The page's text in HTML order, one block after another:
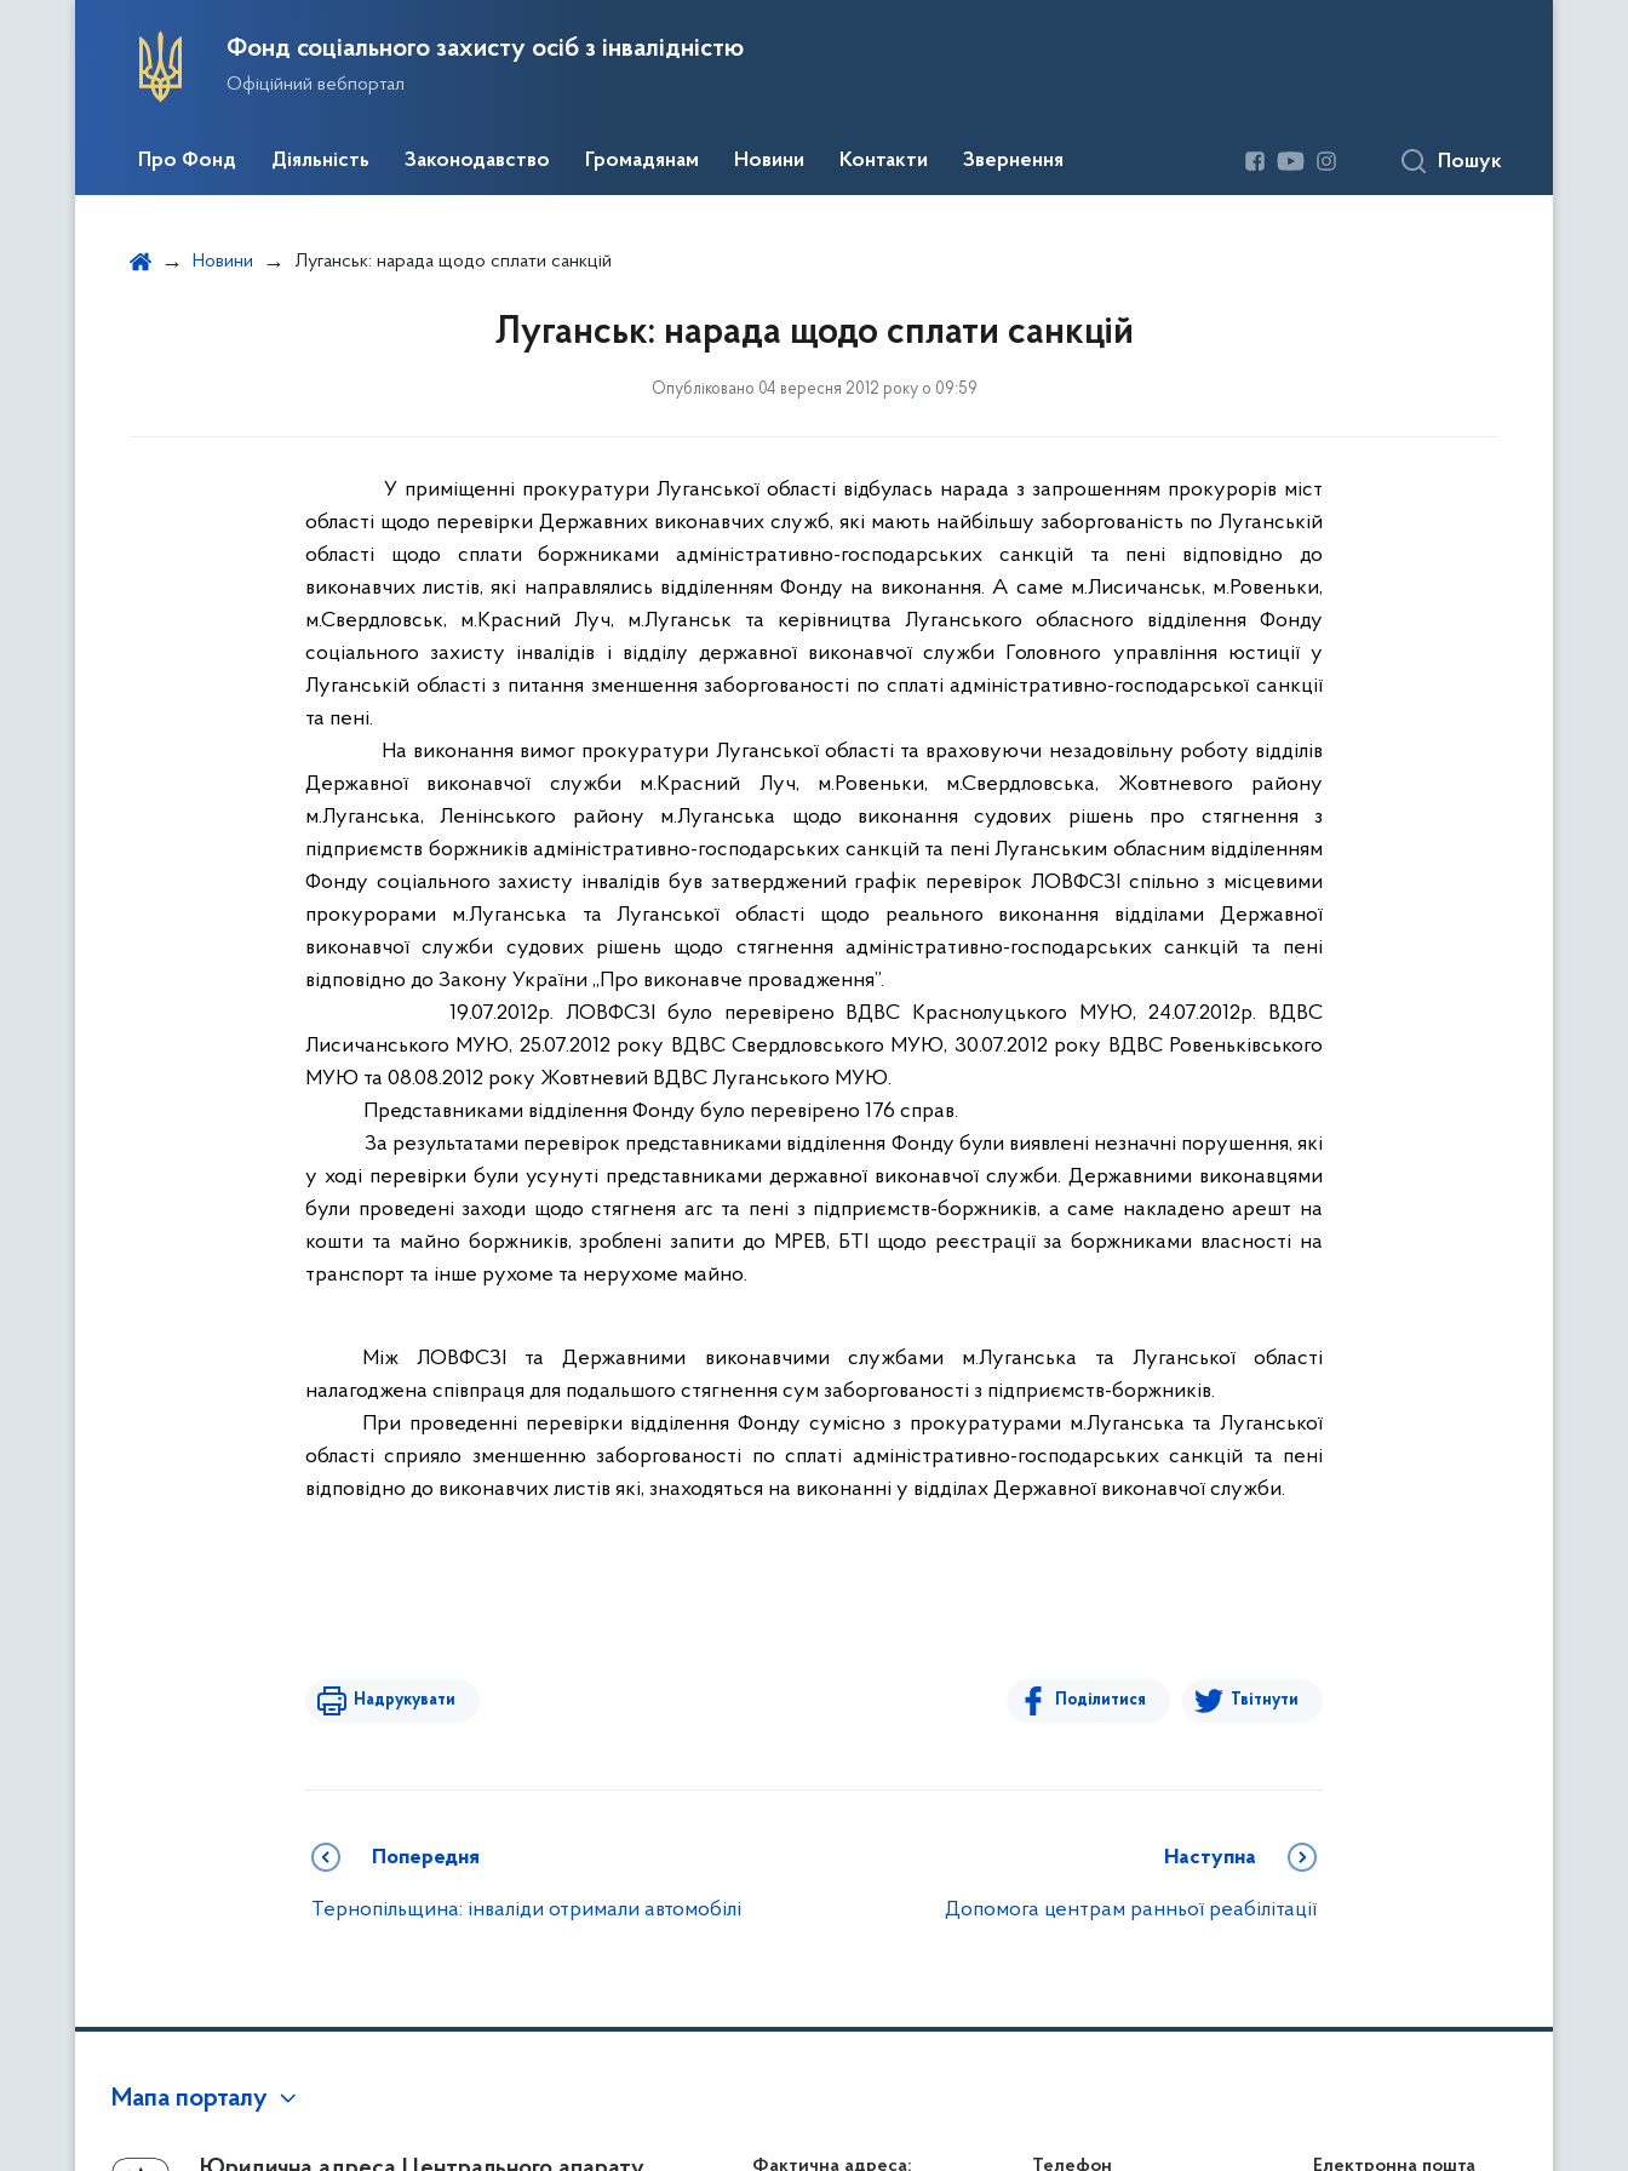
Фонд соціального захисту осіб з інвалідністю
Офіційний вебпортал
Про Фонд Діяльність Законодавство Громадянам Новини Контакти Звернення Пошук
Новини Луганськ: нарада щодо сплати санкцій
Луганськ: нарада щодо сплати санкцій
Опубліковано 04 вересня 2012 року о 09:59
У приміщенні прокуратури Луганської області відбулась нарада з запрошенням прокурорів міст
області щодо перевірки Державних виконавчих служб, які мають найбільшу заборгованість по Луганській
області щодо сплати боржниками адміністративно-господарських санкцій та пені відповідно до
виконавчих листів, які направлялись відділенням Фонду на виконання. А саме м.Лисичанськ, м.Ровеньки,
м.Свердловськ, м.Красний Луч, м.Луганськ та керівництва Луганського обласного відділення Фонду
соціального захисту інвалідів і відділу державної виконавчої служби Головного управління юстиції у
Луганській області з питання зменшення заборгованості по сплаті адміністративно-господарської санкції
та пені.
На виконання вимог прокуратури Луганської області та враховуючи незадовільну роботу відділів
Державної виконавчої служби м.Красний Луч, м.Ровеньки, м.Свердловська, Жовтневого району
м.Луганська, Ленінського району м.Луганська щодо виконання судових рішень про стягнення з
підприємств боржників адміністративно-господарських санкцій та пені Луганським обласним відділенням
Фонду соціального захисту інвалідів був затверджений графік перевірок ЛОВФСЗІ спільно з місцевими
прокурорами м.Луганська та Луганської області щодо реального виконання відділами Державної
виконавчої служби судових рішень щодо стягнення адміністративно-господарських санкцій та пені
відповідно до Закону України „Про виконавче провадження”.
19.07.2012р. ЛОВФСЗІ було перевірено ВДВС Краснолуцького МУЮ, 24.07.2012р. ВДВС
Лисичанського МУЮ, 25.07.2012 року ВДВС Свердловського МУЮ, 30.07.2012 року ВДВС Ровеньківського
МУЮ та 08.08.2012 року Жовтневий ВДВС Луганського МУЮ.
Представниками відділення Фонду було перевірено 176 справ.
За результатами перевірок представниками відділення Фонду були виявлені незначні порушення, які
у ході перевірки були усунуті представниками державної виконавчої служби. Державними виконавцями
були проведені заходи щодо стягненя агс та пені з підприємств-боржників, а саме накладено арешт на
кошти та майно боржників, зроблені запити до МРЕВ, БТІ щодо реєстрації за боржниками власності на
транспорт та інше рухоме та нерухоме майно.
Між ЛОВФСЗІ та Державними виконавчими службами м.Луганська та Луганської області
налагоджена співпраця для подальшого стягнення сум заборгованості з підприємств-боржників.
При проведенні перевірки відділення Фонду сумісно з прокуратурами м.Луганська та Луганської
області сприяло зменшенню заборгованості по сплаті адміністративно-господарських санкцій та пені
відповідно до виконавчих листів які, знаходяться на виконанні у відділах Державної виконавчої служби.
Надрукувати Поділитися Твітнути
Попередня
Тернопільщина: інваліди отримали автомобілі
Наступна
Допомога центрам ранньої реабілітації
Мапа порталу
Фактична адреса: Телефон Електронна пошта